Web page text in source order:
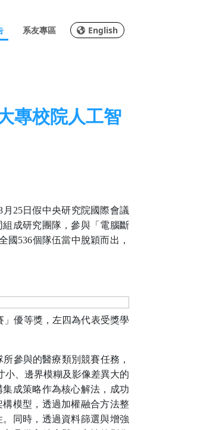
系友專區 English
專校院人工智
月 25日假中央研究院國際會議
成研究團隊，參與「電腦斷
國 536個隊伍當中脫穎而出，
優等獎，左四為代表受獎學
參與的醫療類別競賽任務，
小、邊界模糊及影像差異大的
成策略作為核心解法，成功
模型，透過加權融合方法整
同時，透過資料篩選與增強